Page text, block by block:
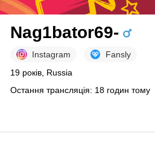
Nag1bator69-
Instagram
Fansly
19 років, Russia
Остання трансляція: 18 годин тому